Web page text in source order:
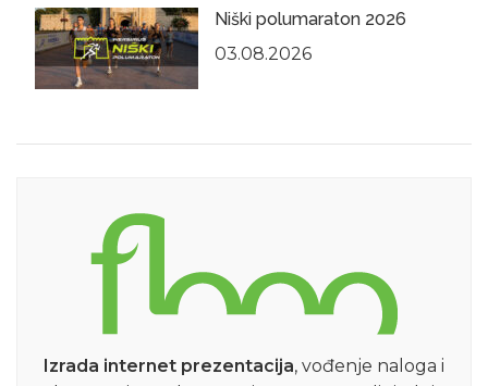
Niški polumaraton 2026
03.08.2026
Izrada internet prezentacija, vođenje naloga i